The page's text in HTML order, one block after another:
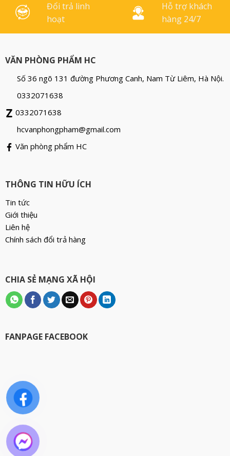
Đổi trả linh
hoạt
Hỗ trợ khách
hàng 24/7
VĂN PHÒNG PHẨM HC
Số 36 ngõ 131 đường Phương Canh, Nam Từ Liêm, Hà Nội.
0332071638
0332071638
hcvanphongpham@gmail.com
Văn phòng phẩm HC
THÔNG TIN HỮU ÍCH
Tin tức
Giới thiệu
Liên hệ
Chính sách đổi trả hàng
CHIA SẺ MẠNG XÃ HỘI
FANPAGE FACEBOOK